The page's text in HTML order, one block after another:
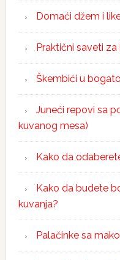
Domaći džem i
Praktični saveti
Škembići u
Juneći repovi sa
kuvanog mesa)
Kako da
Kako da budete
kuvanja?
Palačinke sa